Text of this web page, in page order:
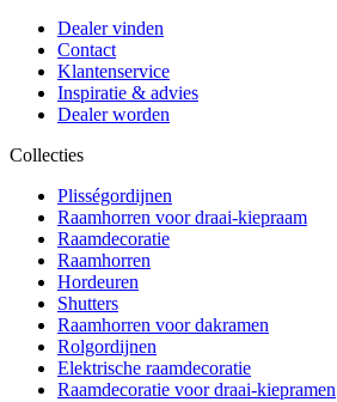
Dealer vinden
Contact
Klantenservice
Inspiratie & advies
Dealer worden
Collecties
Plisségordijnen
Raamhorren voor draai-kiepraam
Raamdecoratie
Raamhorren
Hordeuren
Shutters
Raamhorren voor dakramen
Rolgordijnen
Elektrische raamdecoratie
Raamdecoratie voor draai-kiepramen